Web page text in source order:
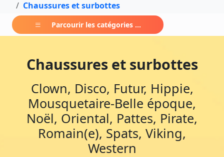
Chaussures et surbottes
Parcourir les catégories ...
Chaussures et surbottes
Clown, Disco, Futur, Hippie,
Mousquetaire-Belle époque,
Noël, Oriental, Pattes, Pirate,
Romain(e), Spats, Viking,
Western